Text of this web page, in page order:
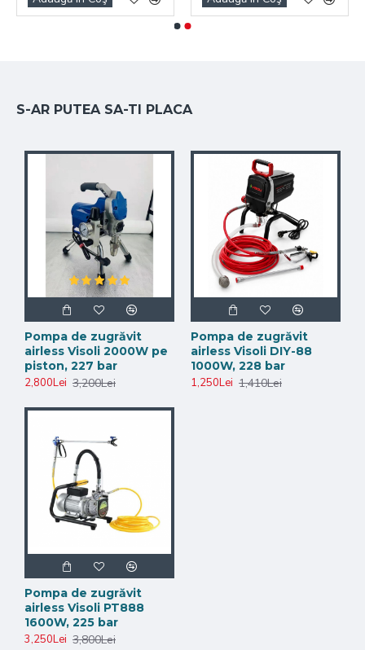
S-AR PUTEA SA-TI PLACA
Pompa de zugrăvit
airless Visoli 2000W pe
piston, 227 bar
2,800Lei 3,200Lei
Pompa de zugrăvit
airless Visoli DIY-88
1000W, 228 bar
1,250Lei 1,410Lei
Pompa de zugrăvit
airless Visoli PT888
1600W, 225 bar
3,250Lei 3,800Lei